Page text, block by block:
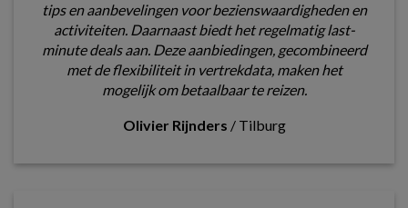
tips en aanbevelingen voor bezienswaardigheden en
activiteiten. Daarnaast biedt het regelmatig last-
minute deals aan. Deze aanbiedingen, gecombineerd
met de flexibiliteit in vertrekdata, maken het
mogelijk om betaalbaar te reizen.
Olivier Rijnders / Tilburg